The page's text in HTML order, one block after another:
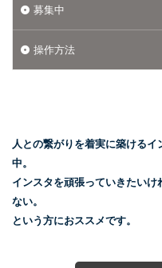
募集中
操作方法
人との繋がりを着実に築ける
中。
インスタを頑張っていきたい
ない。
という方におススメです。